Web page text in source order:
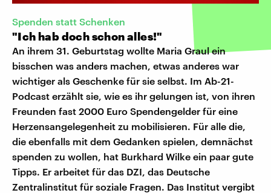
Spenden statt Schenken
"Ich hab doch schon alles!"
An ihrem 31. Geburtstag wollte Maria Graul ein
bisschen was anders machen, etwas anderes war
wichtiger als Geschenke für sie selbst. Im Ab-21-
Podcast erzählt sie, wie es ihr gelungen ist, von ihren
Freunden fast 2000 Euro Spendengelder für eine
Herzensangelegenheit zu mobilisieren. Für alle die,
die ebenfalls mit dem Gedanken spielen, demnächst
spenden zu wollen, hat Burkhard Wilke ein paar gute
Tipps. Er arbeitet für das DZI, das Deutsche
Zentralinstitut für soziale Fragen. Das Institut vergibt